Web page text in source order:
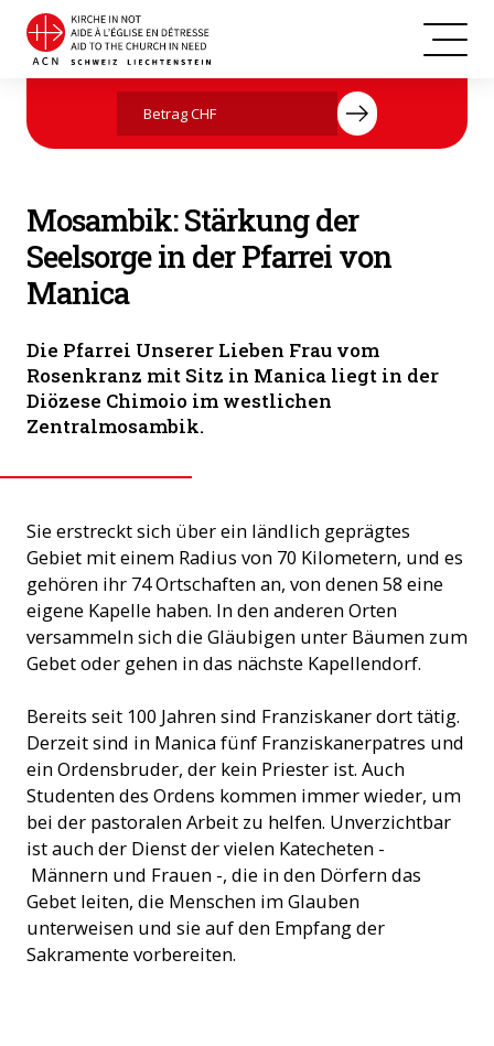
Mosambik
Jetzt mit Ihrer Spende helfen
Mosambik: Stärkung der
Seelsorge in der Pfarrei von
Manica
Die Pfarrei Unserer Lieben Frau vom
Rosenkranz mit Sitz in Manica liegt in der
Diözese Chimoio im westlichen
Zentralmosambik.
Sie erstreckt sich über ein ländlich geprägtes
Gebiet mit einem Radius von 70 Kilometern, und es
gehören ihr 74 Ortschaften an, von denen 58 eine
eigene Kapelle haben. In den anderen Orten
versammeln sich die Gläubigen unter Bäumen zum
Gebet oder gehen in das nächste Kapellendorf.
Bereits seit 100 Jahren sind Franziskaner dort tätig.
Derzeit sind in Manica fünf Franziskanerpatres und
ein Ordensbruder, der kein Priester ist. Auch
Studenten des Ordens kommen immer wieder, um
bei der pastoralen Arbeit zu helfen. Unverzichtbar
ist auch der Dienst der vielen Katecheten -
Männern und Frauen -, die in den Dörfern das
Gebet leiten, die Menschen im Glauben
unterweisen und sie auf den Empfang der
Sakramente vorbereiten.